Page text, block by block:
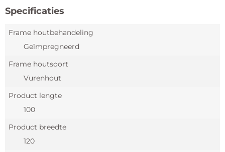
Specificaties
Frame houtbehandeling
Geïmpregneerd
Frame houtsoort
Vurenhout
Product lengte
100
Product breedte
120